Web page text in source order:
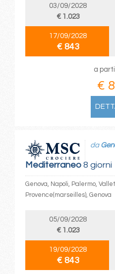
03/09/2028
€ 1.023
17/09/2028
€ 843
a
€
Mediterraneo8 giorni
da
Genova, Napoli, Palermo,
Provence(marseilles), Genova
05/09/2028
€ 1.023
19/09/2028
€ 843